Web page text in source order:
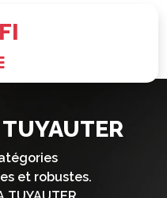
FI
et robustes.